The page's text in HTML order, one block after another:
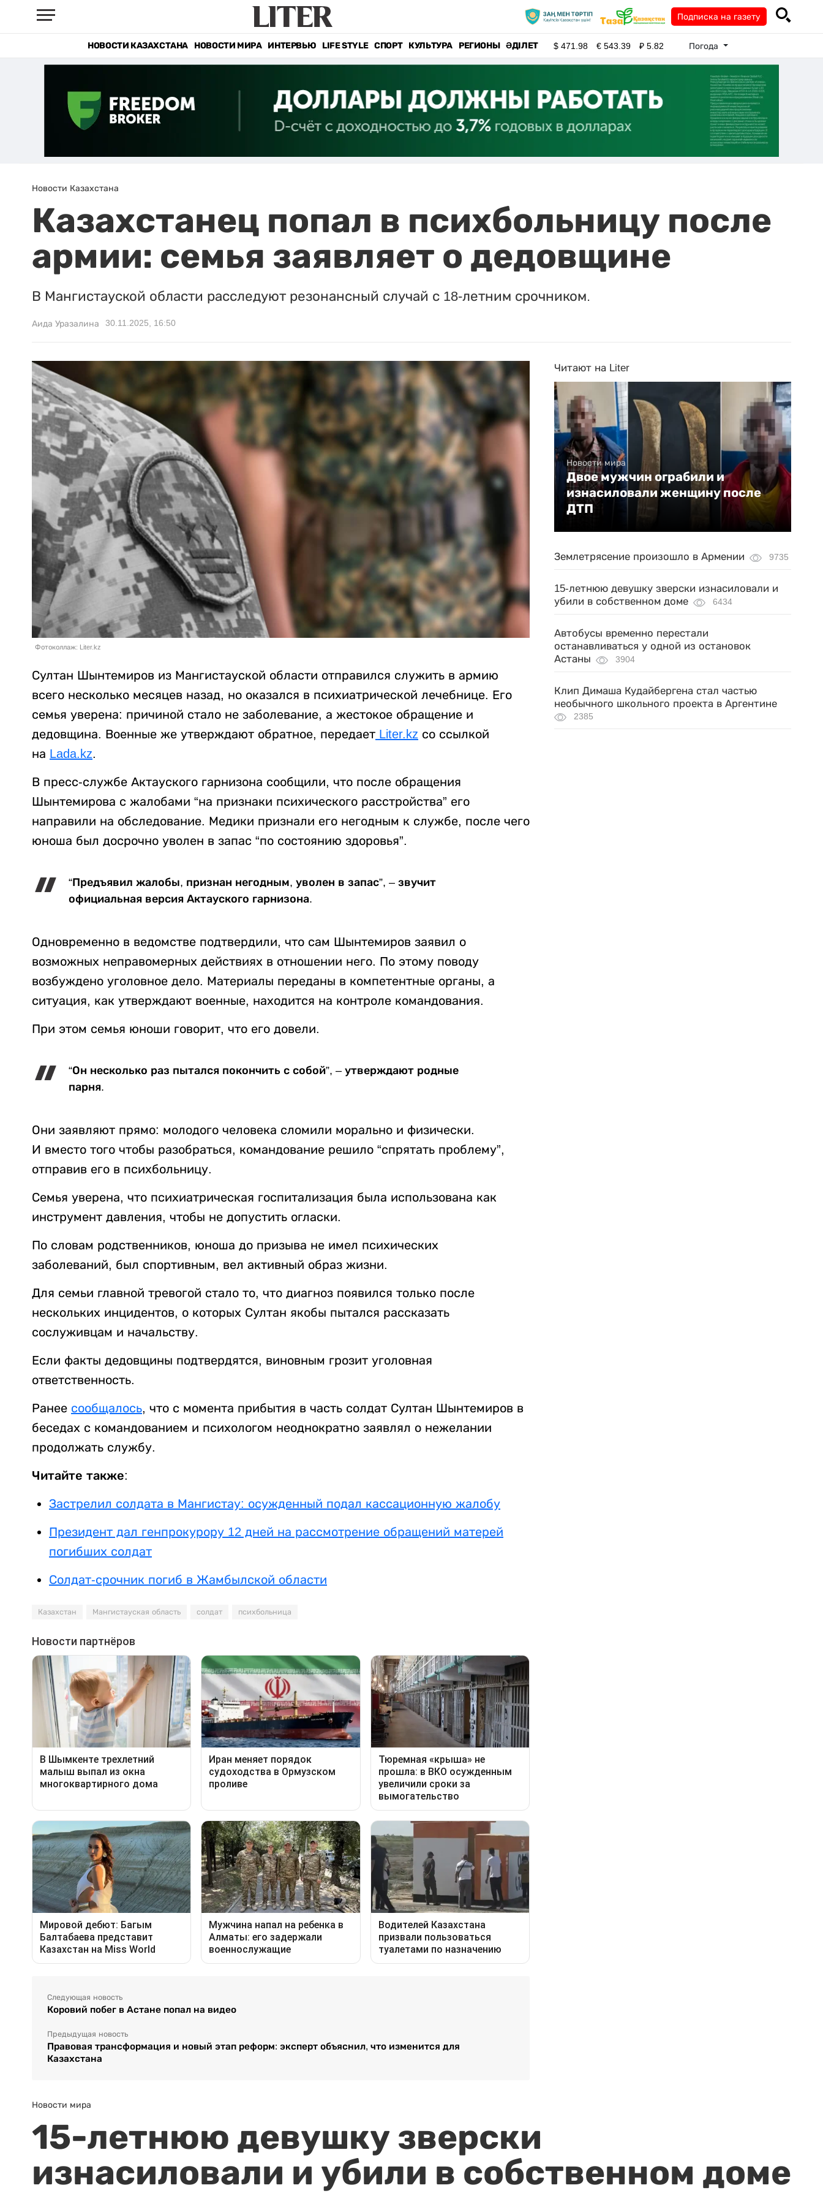
Подписка на газету
НОВОСТИ КАЗАХСТАНА НОВОСТИ МИРА ИНТЕРВЬЮ LIFE STYLE СПОРТ КУЛЬТУРА РЕГИОНЫ ӘДІЛЕТ $471.98 €543.39 ₽5.82 Погода
Новости Казахстана
Казахстанец попал в психбольницу после
армии: семья заявляет о дедовщине
В Мангистауской области расследуют резонансный случай с 18-летним срочником.
Аида Уразалина 30.11.2025, 16:50
Фотоколлаж: Liter.kz
Султан Шынтемиров из Мангистауской области отправился служить в армию
всего несколько месяцев назад, но оказался в психиатрической лечебнице. Его
семья уверена: причиной стало не заболевание, а жестокое обращение и
дедовщина. Военные же утверждают обратное, передает Liter.kz со ссылкой
на Lada.kz.
В пресс-службе Актауского гарнизона сообщили, что после обращения
Шынтемирова с жалобами “на признаки психического расстройства” его
направили на обследование. Медики признали его негодным к службе, после чего
юноша был досрочно уволен в запас “по состоянию здоровья”.
“Предъявил жалобы, признан негодным, уволен в запас”, – звучит
официальная версия Актауского гарнизона.
Одновременно в ведомстве подтвердили, что сам Шынтемиров заявил о
возможных неправомерных действиях в отношении него. По этому поводу
возбуждено уголовное дело. Материалы переданы в компетентные органы, а
ситуация, как утверждают военные, находится на контроле командования.
При этом семья юноши говорит, что его довели.
“Он несколько раз пытался покончить с собой”, – утверждают родные
парня.
Они заявляют прямо: молодого человека сломили морально и физически.
И вместо того чтобы разобраться, командование решило “спрятать проблему”,
отправив его в психбольницу.
Семья уверена, что психиатрическая госпитализация была использована как
инструмент давления, чтобы не допустить огласки.
По словам родственников, юноша до призыва не имел психических
заболеваний, был спортивным, вел активный образ жизни.
Для семьи главной тревогой стало то, что диагноз появился только после
нескольких инцидентов, о которых Султан якобы пытался рассказать
сослуживцам и начальству.
Если факты дедовщины подтвердятся, виновным грозит уголовная
ответственность.
Ранее сообщалось, что с момента прибытия в часть солдат Султан Шынтемиров в
беседах с командованием и психологом неоднократно заявлял о нежелании
продолжать службу.
Читайте также:
Застрелил солдата в Мангистау: осужденный подал кассационную жалобу
Президент дал генпрокурору 12 дней на рассмотрение обращений матерей
погибших солдат
Солдат-срочник погиб в Жамбылской области
Казахстан Мангистауская область солдат психбольница
Следующая новость
Коровий побег в Астане попал на видео
Предыдущая новость
Правовая трансформация и новый этап реформ: эксперт объяснил, что изменится для
Казахстана
Читают на Liter
Новости мира
Двое мужчин ограбили и
изнасиловали женщину после
ДТП
Землетрясение произошло в Армении 9735
15-летнюю девушку зверски изнасиловали и
убили в собственном доме
6434
Автобусы временно перестали
останавливаться у одной из остановок
Астаны
3904
Клип Димаша Кудайбергена стал частью
необычного школьного проекта в Аргентине
2385
Новости мира
15-летнюю девушку зверски
изнасиловали и убили в собственном доме